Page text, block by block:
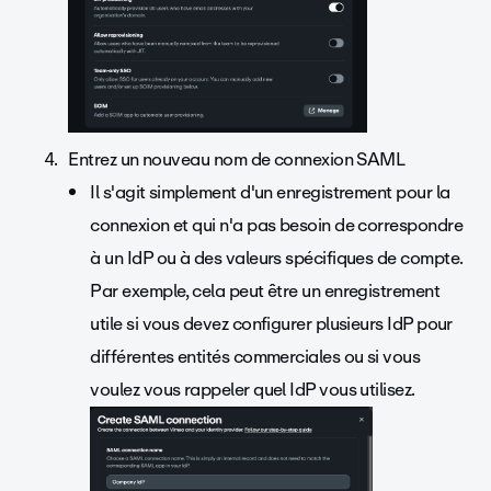
Entrez un nouveau nom de connexion SAML
Il s'agit simplement d'un enregistrement pour la
connexion et qui n'a pas besoin de correspondre
à un IdP ou à des valeurs spécifiques de compte.
Par exemple, cela peut être un enregistrement
utile si vous devez configurer plusieurs IdP pour
différentes entités commerciales ou si vous
voulez vous rappeler quel IdP vous utilisez.